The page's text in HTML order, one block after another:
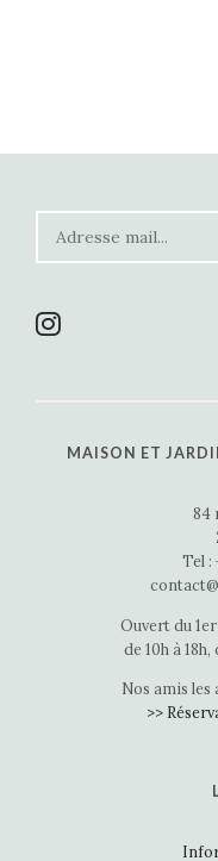
MAISON ET
84
Tel :
Ouvert du
de 10h à
Nos amis les
>>